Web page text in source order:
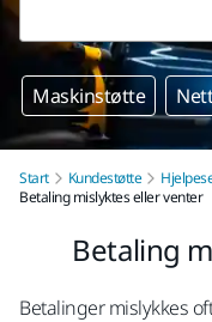
Maskinstøtte
Start Kundestøtte
Betaling mislyktes eller venter
Betaling
Betalinger mislykkes